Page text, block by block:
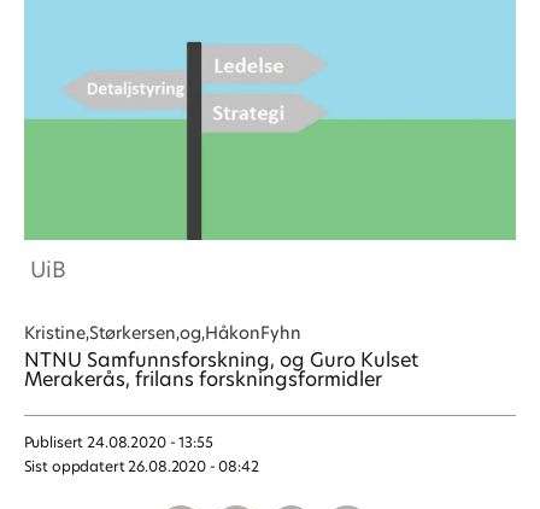
UiB
Kristine,Størkersen,og,HåkonFyhn
NTNU Samfunnsforskning, og Guro Kulset
Merakerås, frilans forskningsformidler
Publisert 24.08.2020 - 13:55
Sist oppdatert 26.08.2020 - 08:42